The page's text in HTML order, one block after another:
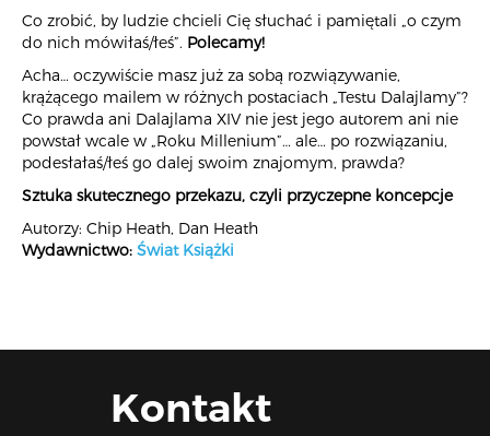
Co zrobić, by ludzie chcieli Cię słuchać i pamiętali „o czym
do nich mówiłaś/łeś”. Polecamy!
Acha… oczywiście masz już za sobą rozwiązywanie,
krążącego mailem w różnych postaciach „Testu Dalajlamy”?
Co prawda ani Dalajlama XIV nie jest jego autorem ani nie
powstał wcale w „Roku Millenium”… ale… po rozwiązaniu,
podesłałaś/łeś go dalej swoim znajomym, prawda?
Sztuka skutecznego przekazu, czyli przyczepne koncepcje
Autorzy: Chip Heath, Dan Heath
Wydawnictwo: Świat Książki
Kontakt